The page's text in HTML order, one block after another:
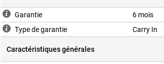
Garantie
6 mois
Type de garantie
Carry In
Caractéristiques générales